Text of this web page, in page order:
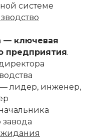
системе
— ключевая
предприятия.
лидер, инженер,